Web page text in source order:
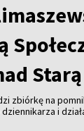
Starą
zbiórkę na
i